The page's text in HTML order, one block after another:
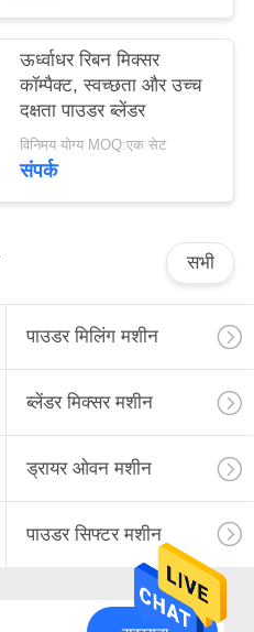
ऊर्ध्वाधर रिबन मिक्सर ️
कॉम्पैक्ट, स्वच्छता और उच्च
दक्षता पाउडर ब्लेंडर
विनिमय योग्य MOQ:एक सेट
संपर्क
सभी
पाउडर मिलिंग मशीन
ब्लेंडर मिक्सर मशीन
ड्रायर ओवन मशीन
पाउडर सिफ्टर मशीन